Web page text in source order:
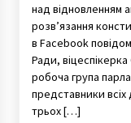
над відновленням
розв’язання
в Facebook
Ради,
робоча група
представники
трьох […]